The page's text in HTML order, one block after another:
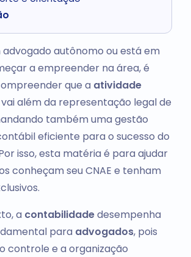
advogado autônomo ou está em
a empreender na área, é
que a atividade
além da representação legal de
também uma gestão
eficiente para o sucesso do
isso, esta matéria é para ajudar
conheçam seu CNAE e tenham
a contabilidadedesempenha
para advogados, pois
controle e a organização